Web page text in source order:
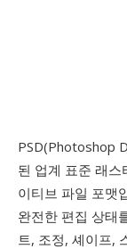
PSD(Photoshop
된 업계 표준 래스
이티브 파일 포맷
완전한 편집 상태
트, 조정, 셰이프,